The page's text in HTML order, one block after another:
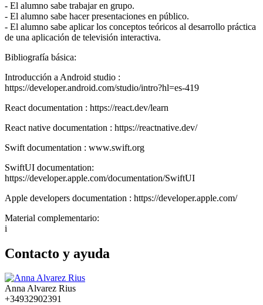
- El alumno sabe trabajar en grupo.
- El alumno sabe hacer presentaciones en público.
- El alumno sabe aplicar los conceptos teóricos al desarrollo práctica
de una aplicación de televisión interactiva.
Bibliografía básica:
Introducción a Android studio :
https://developer.android.com/studio/intro?hl=es-419
React documentation : https://react.dev/learn
React native documentation : https://reactnative.dev/
Swift documentation : www.swift.org
SwiftUI documentation:
https://developer.apple.com/documentation/SwiftUI
Apple developers documentation : https://developer.apple.com/
Material complementario:
i
Contacto y ayuda
Anna Alvarez Rius
+34932902391